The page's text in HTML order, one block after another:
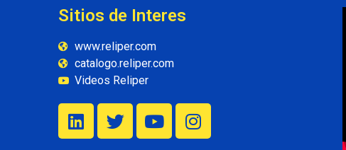
Sitios de Interes
www.reliper.com
catalogo.reliper.com
Videos Reliper